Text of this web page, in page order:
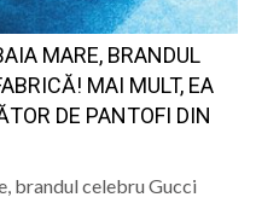
MARE, BRANDUL
MAI MULT, EA
DE PANTOFI DIN
brandul celebru Gucci